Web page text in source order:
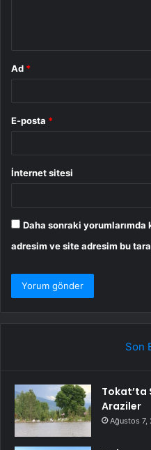
Ad *
E-posta *
İnternet sitesi
Daha sonraki yorumlarımda
adresim ve site adresim bu
Son
Tokat’ta
Araziler
Ağustos 7,